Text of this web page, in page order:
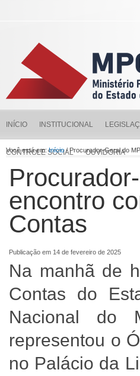
INÍCIO INSTITUCIONAL
CONTROLE SOCIAL OUVIDORIA
Você está em:Início/ Procurador-Geral do
encontro
Contas
Publicação em 14 de fevereiro de 2025
Na manhã de
Contas do
Nacional do
representou o
no Palácio da